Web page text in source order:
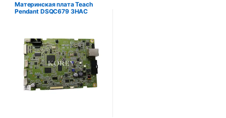
Материнская плата Teach
Pendant DSQC679 3HAC